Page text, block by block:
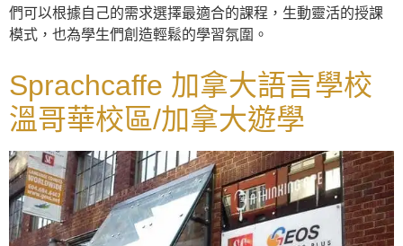
們可以根據自己的需求選擇最適合的課程，生動靈活的授課
模式，也為學生們創造輕鬆的學習氛圍。
Sprachcaffe 加拿大語言學校
溫哥華校區/加拿大遊學